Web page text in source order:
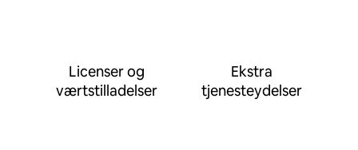
Licenser og
værtstilladelser
Ekstra
tjenesteydelser